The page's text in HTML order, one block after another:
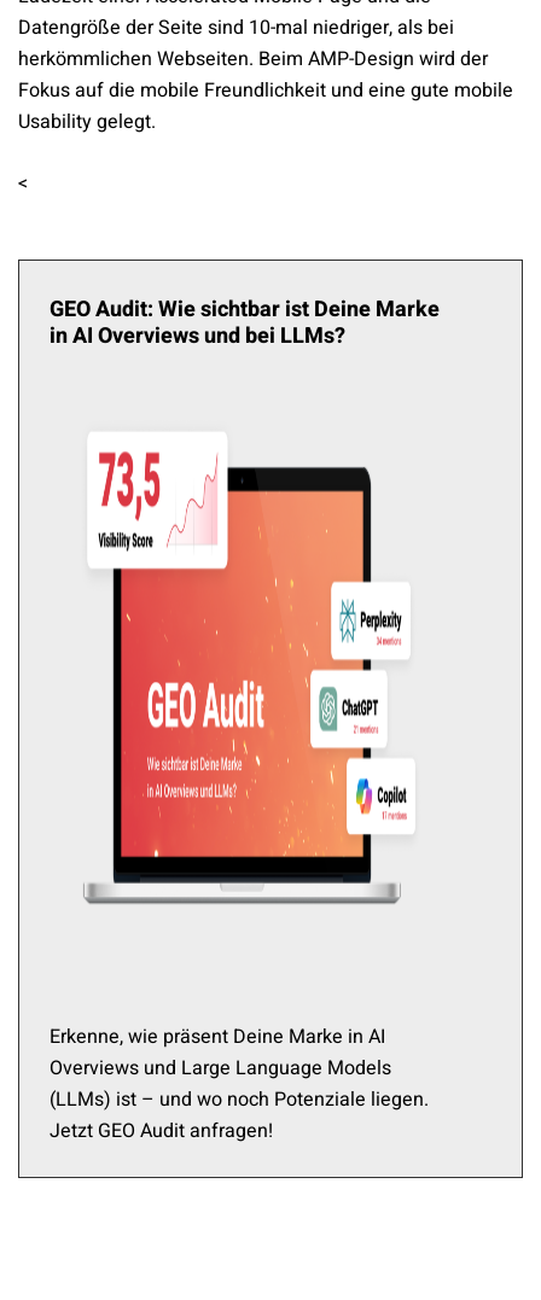
Datengröße der Seite sind 10-mal niedriger, als bei
herkömmlichen Webseiten. Beim AMP-Design wird der
Fokus auf die mobile Freundlichkeit und eine gute mobile
Usability gelegt.
<
GEO Audit: Wie sichtbar ist Deine Marke
in AI Overviews und bei LLMs?
Erkenne, wie präsent Deine Marke in AI
Overviews und Large Language Models
(LLMs) ist – und wo noch Potenziale liegen.
Jetzt GEO Audit anfragen!